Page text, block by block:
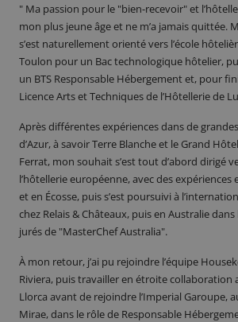
" Ma passion pour le "bien-recevoir" et
mon plus jeune âge et ne m’a jamais quittée.
s’est naturellement orienté vers l’école
Toulon pour un Bac technologique hôtelier,
un BTS Responsable Hébergement et, pour
Licence Arts et Techniques de l’Hôtellerie de
Après différentes expériences dans de
d’Azur, à savoir Terre Blanche et le Grand
Ferrat, mon souhait s’est tout d’abord dirigé
l’hôtellerie européenne, avec des expériences
et en Écosse, puis s’est poursuivi à
chez Relais & Châteaux, puis en Australie dans
jurés de "MasterChef Australia".
À mon retour, j’ai pu rejoindre l’équipe
Riviera, puis travailler en étroite collaboration
Llorca avant de rejoindre l’Imperial Garoupe,
Mirae, dans le rôle de Responsable